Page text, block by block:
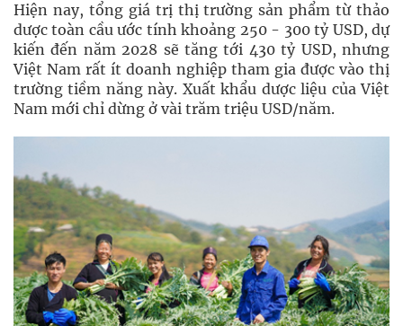
Hiện nay, tổng giá trị thị trường sản phẩm từ thảo
dược toàn cầu ước tính khoảng 250 - 300 tỷ USD, dự
kiến đến năm 2028 sẽ tăng tới 430 tỷ USD, nhưng
Việt Nam rất ít doanh nghiệp tham gia được vào thị
trường tiềm năng này. Xuất khẩu dược liệu của Việt
Nam mới chỉ dừng ở vài trăm triệu USD/năm.